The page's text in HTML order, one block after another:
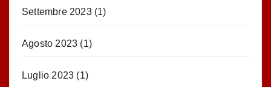
Settembre 2023(1)
Agosto 2023 (1)
Luglio 2023 (1)